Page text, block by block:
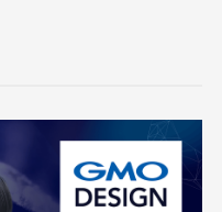
DevRel
EXPERT CROSS